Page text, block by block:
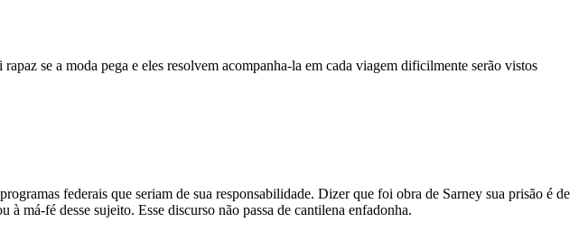
se a moda pega e eles resolvem acompanha-la em cada viagem dificilmente serão vistos
federais que seriam de sua responsabilidade. Dizer que foi obra de Sarney sua prisão é de
má-fé desse sujeito. Esse discurso não passa de cantilena enfadonha.